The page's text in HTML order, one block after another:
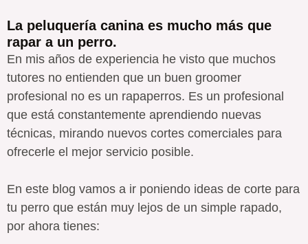
La peluquería canina es mucho más que
rapar a un perro.
En mis años de experiencia he visto que muchos
tutores no entienden que un buen groomer
profesional no es un rapaperros. Es un profesional
que está constantemente aprendiendo nuevas
técnicas, mirando nuevos cortes comerciales para
ofrecerle el mejor servicio posible.
En este blog vamos a ir poniendo ideas de corte para
tu perro que están muy lejos de un simple rapado,
por ahora tienes: